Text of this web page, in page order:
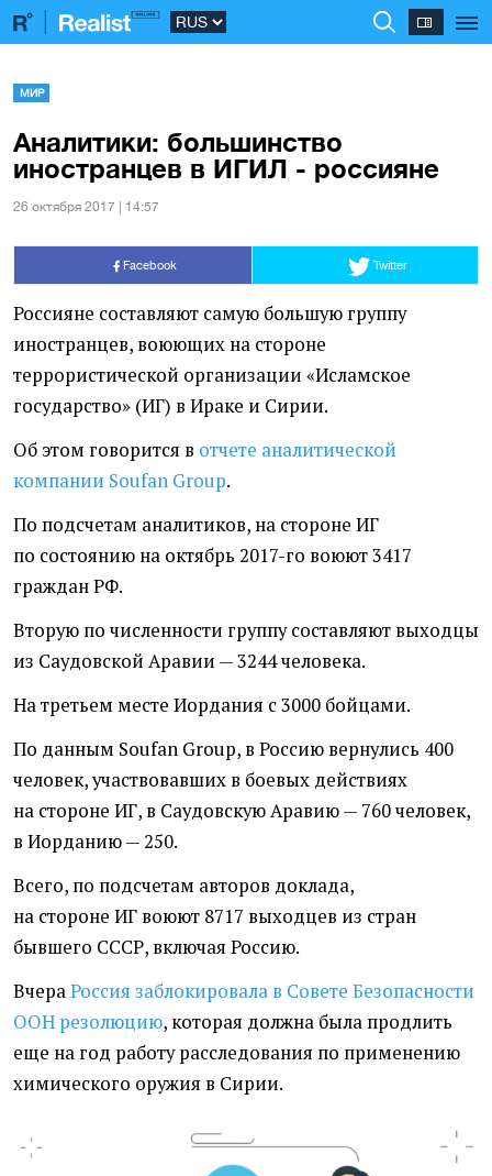
МИР
Аналитики: большинство
иностранцев в ИГИЛ - россияне
26 октября 2017 | 14:57
Facebook Twitter
Россияне составляют самую большую группу
иностранцев, воюющих на стороне
террористической организации «Исламское
государство» (ИГ) в Ираке и Сирии.
Об этом говорится в отчете аналитической
компании Soufan Group.
По подсчетам аналитиков, на стороне ИГ
по состоянию на октябрь 2017-го воюют 3417
граждан РФ.
Вторую по численности группу составляют выходцы
из Саудовской Аравии — 3244 человека.
На третьем месте Иордания с 3000 бойцами.
По данным Soufan Group, в Россию вернулись 400
человек, участвовавших в боевых действиях
на стороне ИГ, в Саудовскую Аравию — 760 человек,
в Иорданию — 250.
Всего, по подсчетам авторов доклада,
на стороне ИГ воюют 8717 выходцев из стран
бывшего СССР, включая Россию.
ВчераРоссия заблокировала в Совете Безопасности
ООН резолюцию, которая должна была продлить
еще на год работу расследования по применению
химического оружия в Сирии.